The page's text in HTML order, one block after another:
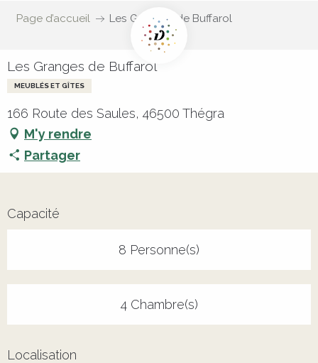
Page d’accueil Les Granges de Buffarol
Les Granges de Buffarol
MEUBLÉS ET GÎTES
166 Route des Saules, 46500 Thégra
M'y rendre
Partager
Capacité
8 Personne(s)
4 Chambre(s)
Localisation